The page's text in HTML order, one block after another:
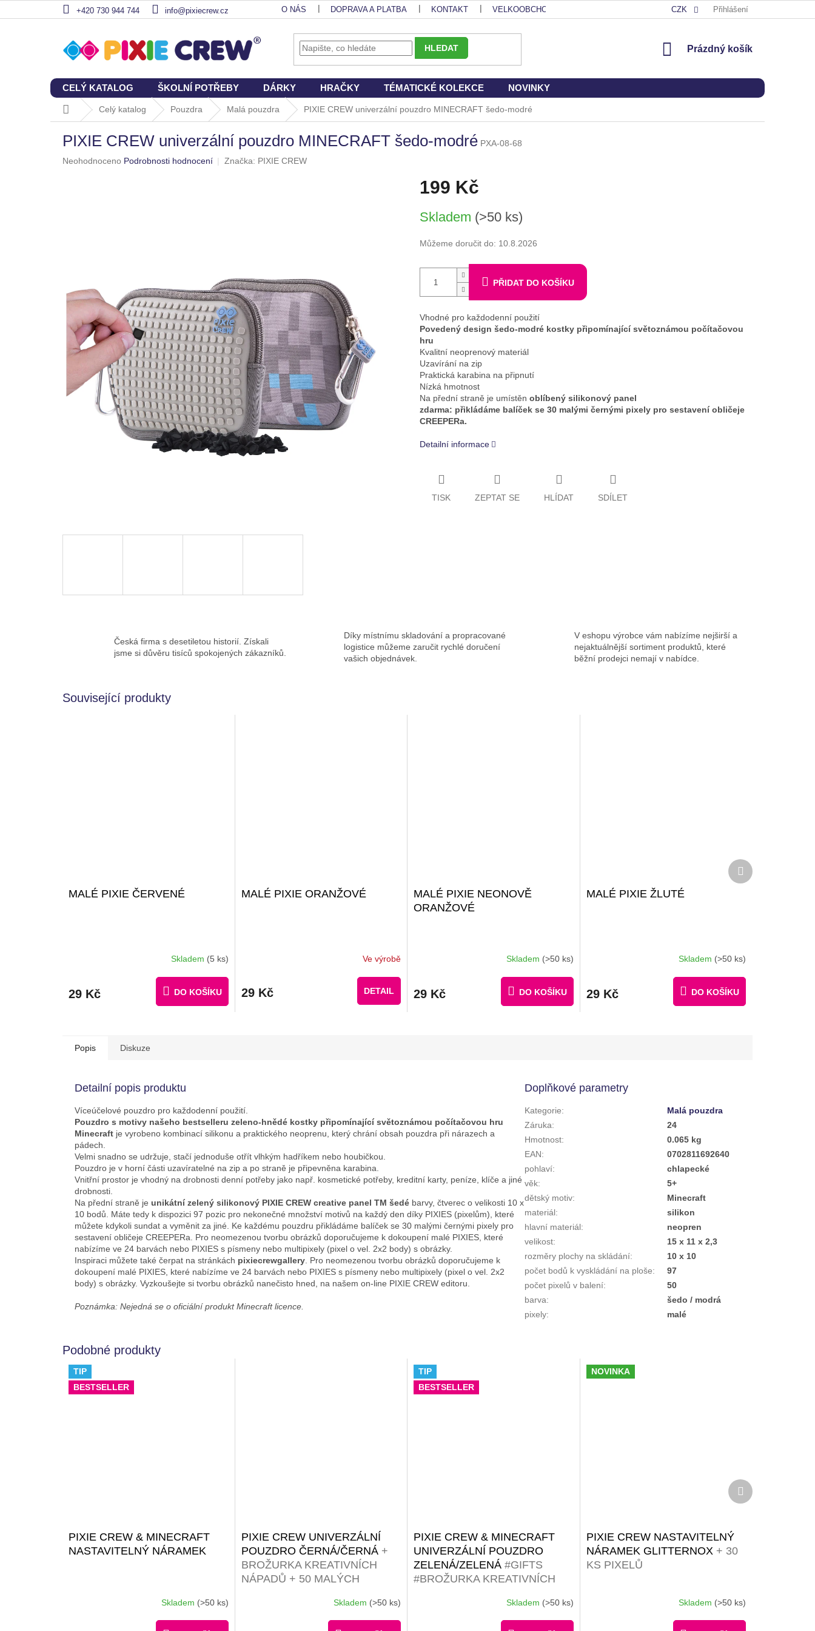
na
+420 730 944 744 info@pixiecrew.cz O NÁS DOPRAVA A PLATBA KONTAKT VELKOOBCHOD CZK Přihlášení
HLEDAT
NÁKUPNÍ
Prázdný košík
CELÝ KATALOG ŠKOLNÍ POTŘEBY DÁRKY HRAČKY TÉMATICKÉ KOLEKCE NOVINKY
Domů Celý katalog Pouzdra Malá pouzdra PIXIE CREW univerzální pouzdro MINECRAFT šedo-modré
PIXIE CREW univerzální pouzdro MINECRAFT šedo-modré PXA-08-68
Průměrné
Neohodnoceno Podrobnosti hodnocení Značka: PIXIE CREW
199 Kč
cena:
Skladem (>50 ks)
Můžeme doručit do: 10.8.2026
PŘIDAT DO KOŠÍKU
Vhodné pro každodenní použití
Povedený design šedo-modré kostky připomínající světoznámou počítačovou
hru
Kvalitní neoprenový materiál
Uzavírání na zip
Praktická karabina na připnutí
Nízká hmotnost
Na přední straně je umístěn oblíbený silikonový panel
zdarma: přikládáme balíček se 30 malými černými pixely pro sestavení obličeje
CREEPERa.
Detailní informace
TISK ZEPTAT SE HLÍDAT SDÍLET
Česká firma s desetiletou historií. Získali
jsme si důvěru tisíců spokojených zákazníků.
Díky místnímu skladování a propracované
logistice můžeme zaručit rychlé doručení
vašich objednávek.
V eshopu výrobce vám nabízíme nejširší a
nejaktuálnější sortiment produktů, které
běžní prodejci nemají v nabídce.
Související produkty
MALÉ PIXIE ČERVENÉ
Skladem (5 ks)
29 Kč DO KOŠÍKU
MALÉ PIXIE ORANŽOVÉ
Ve výrobě
29 Kč DETAIL
MALÉ PIXIE NEONOVĚ
ORANŽOVÉ
Skladem (>50 ks)
29 Kč DO KOŠÍKU
MALÉ PIXIE ŽLUTÉ
Skladem (>50 ks)
29 Kč DO KOŠÍKU
Další
produkt
Popis Diskuze
Detailní popis produktu
Víceúčelové pouzdro pro každodenní použití.
Pouzdro s motivy našeho bestselleru zeleno-hnědé kostky připomínající světoznámou počítačovou hru
Minecraft je vyrobeno kombinací silikonu a praktického neoprenu, který chrání obsah pouzdra při nárazech a
pádech.
Velmi snadno se udržuje, stačí jednoduše otřít vlhkým hadříkem nebo houbičkou.
Pouzdro je v horní části uzavíratelné na zip a po straně je připevněna karabina.
Vnitřní prostor je vhodný na drobnosti denní potřeby jako např. kosmetické potřeby, kreditní karty, peníze, klíče a jiné
drobnosti.
Na přední straně je unikátní zelený silikonový PIXIE CREW creative panel TM šedé barvy, čtverec o velikosti 10 x
10 bodů. Máte tedy k dispozici 97 pozic pro nekonečné množství motivů na každý den díky PIXIES (pixelům), které
můžete kdykoli sundat a vyměnit za jiné. Ke každému pouzdru přikládáme balíček se 30 malými černými pixely pro
sestavení obličeje CREEPERa. Pro neomezenou tvorbu obrázků doporučujeme k dokoupení malé PIXIES, které
nabízíme ve 24 barvách nebo PIXIES s písmeny nebo multipixely (pixel o vel. 2x2 body) s obrázky.
Inspiraci můžete také čerpat na stránkách pixiecrewgallery . Pro neomezenou tvorbu obrázků doporučujeme k
dokoupení malé PIXIES, které nabízíme ve 24 barvách nebo PIXIES s písmeny nebo multipixely (pixel o vel. 2x2
body) s obrázky. Vyzkoušejte si tvorbu obrázků nanečisto hned, na našem on-line PIXIE CREW editoru.
Poznámka: Nejedná se o oficiální produkt Minecraft licence.
Doplňkové parametry
Kategorie:
Malá pouzdra
Záruka:
24
Hmotnost:
0.065 kg
EAN:
0702811692640
pohlaví:
chlapecké
věk:
5+
dětský motiv:
Minecraft
materiál:
silikon
hlavní materiál:
neopren
velikost:
15 x 11 x 2,3
rozměry plochy na skládání:
10 x 10
počet bodů k vyskládání na ploše:
97
počet pixelů v balení:
50
barva:
šedo / modrá
pixely: malé
TIP
BESTSELLER
PIXIE CREW & MINECRAFT
NASTAVITELNÝ NÁRAMEK
Skladem (>50 ks)
PIXIE CREW UNIVERZÁLNÍ
POUZDRO ČERNÁ/ČERNÁ +
BROŽURKA KREATIVNÍCH
NÁPADŮ + 50 MALÝCH
Skladem (>50 ks)
TIP
BESTSELLER
PIXIE CREW & MINECRAFT
UNIVERZÁLNÍ POUZDRO
ZELENÁ/ZELENÁ #GIFTS
#BROŽURKA KREATIVNÍCH
ČERNÝCH PIXELŮ ZDARMA
Skladem (>50 ks)
NOVINKA
PIXIE CREW NASTAVITELNÝ
NÁRAMEK GLITTERNOX + 30
KS PIXELŮ
Skladem (>50 ks)
Další
produkt